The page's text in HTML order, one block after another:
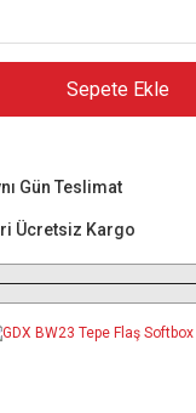
Sepete Ekle
Gün Teslimat
Ücretsiz Kargo